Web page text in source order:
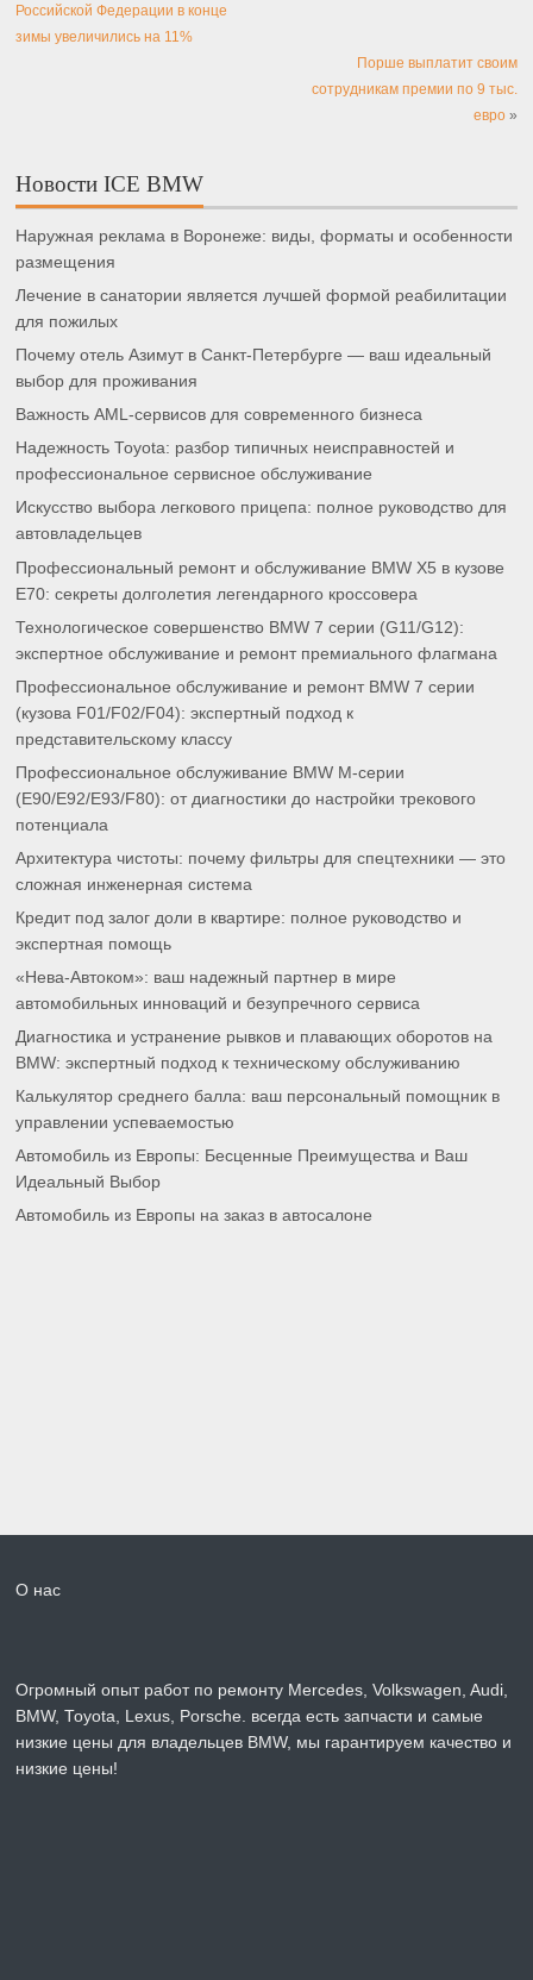
Российской Федерации в конце
зимы увеличились на 11%
Порше выплатит своим
сотрудникам премии по 9 тыс.
евро»
Новости ICE BMW
Наружная реклама в Воронеже: виды, форматы и особенности
размещения
Лечение в санатории является лучшей формой реабилитации
для пожилых
Почему отель Азимут в Санкт-Петербурге — ваш идеальный
выбор для проживания
Важность AML-сервисов для современного бизнеса
Надежность Toyota: разбор типичных неисправностей и
профессиональное сервисное обслуживание
Искусство выбора легкового прицепа: полное руководство для
автовладельцев
Профессиональный ремонт и обслуживание BMW X5 в кузове
E70: секреты долголетия легендарного кроссовера
Технологическое совершенство BMW 7 серии (G11/G12):
экспертное обслуживание и ремонт премиального флагмана
Профессиональное обслуживание и ремонт BMW 7 серии
(кузова F01/F02/F04): экспертный подход к
представительскому классу
Профессиональное обслуживание BMW M-серии
(E90/E92/E93/F80): от диагностики до настройки трекового
потенциала
Архитектура чистоты: почему фильтры для спецтехники — это
сложная инженерная система
Кредит под залог доли в квартире: полное руководство и
экспертная помощь
«Нева-Автоком»: ваш надежный партнер в мире
автомобильных инноваций и безупречного сервиса
Диагностика и устранение рывков и плавающих оборотов на
BMW: экспертный подход к техническому обслуживанию
Калькулятор среднего балла: ваш персональный помощник в
управлении успеваемостью
Автомобиль из Европы: Бесценные Преимущества и Ваш
Идеальный Выбор
Автомобиль из Европы на заказ в автосалоне
О нас
Огромный опыт работ по ремонту Mercedes, Volkswagen, Audi,
BMW, Toyota, Lexus, Porsche. всегда есть запчасти и самые
низкие цены для владельцев BMW, мы гарантируем качество и
низкие цены!